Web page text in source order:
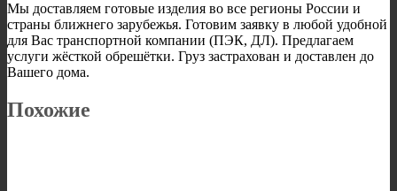
Мы доставляем готовые изделия во все регионы России и
страны ближнего зарубежья. Готовим заявку в любой удобной
для Вас транспортной компании (ПЭК, ДЛ). Предлагаем
услуги жёсткой обрешётки. Груз застрахован и доставлен до
Вашего дома.
Похожие